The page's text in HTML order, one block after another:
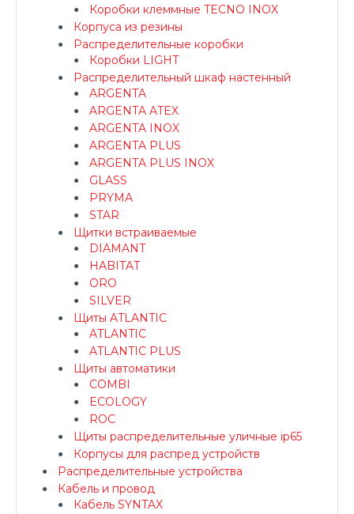
Коробки клеммные TECNO INOX
Корпуса из резины
Распределительные коробки
Коробки LIGHT
Распределительный шкаф настенный
ARGENTA
ARGENTA ATEX
ARGENTA INOX
ARGENTA PLUS
ARGENTA PLUS INOX
GLASS
PRYMA
STAR
Щитки встраиваемые
DIAMANT
HABITAT
ORO
SILVER
Щиты ATLANTIC
ATLANTIC
ATLANTIC PLUS
Щиты автоматики
COMBI
ECOLOGY
ROC
Щиты распределительные уличные ip65
Корпусы для распред устройств
Распределительные устройства
Кабель и провод
Кабель SYNTAX